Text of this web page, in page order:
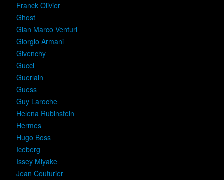
Franck Olivier
Ghost
Gian Marco Venturi
Giorgio Armani
Givenchy
Gucci
Guerlain
Guess
Guy Laroche
Helena Rubinstein
Hermes
Hugo Boss
Iceberg
Issey Miyake
Jean Couturier